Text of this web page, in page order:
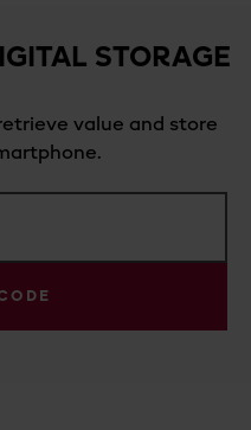
STORAGE
value and store